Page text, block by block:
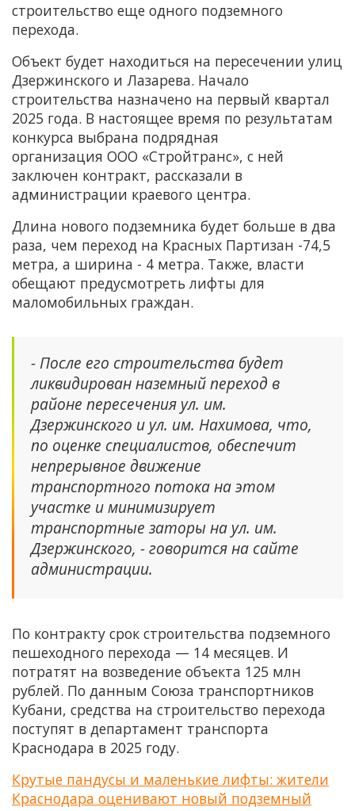
строительство еще одного подземного
перехода.
Объект будет находиться на пересечении улиц
Дзержинского и Лазарева. Начало
строительства назначено на первый квартал
2025 года. В настоящее время по результатам
конкурса выбрана подрядная
организация ООО «Стройтранс», с ней
заключен контракт, рассказали в
администрации краевого центра.
Длина нового подземника будет больше в два
раза, чем переход на Красных Партизан -74,5
метра, а ширина - 4 метра. Также, власти
обещают предусмотреть лифты для
маломобильных граждан.
- После его строительства будет
ликвидирован наземный переход в
районе пересечения ул. им.
Дзержинского и ул. им. Нахимова, что,
по оценке специалистов, обеспечит
непрерывное движение
транспортного потока на этом
участке и минимизирует
транспортные заторы на ул. им.
Дзержинского, - говорится на сайте
администрации.
По контракту срок строительства подземного
пешеходного перехода — 14 месяцев. И
потратят на возведение объекта 125 млн
рублей. По данным Союза транспортников
Кубани, средства на строительство перехода
поступят в департамент транспорта
Краснодара в 2025 году.
Крутые пандусы и маленькие лифты: жители
Краснодара оценивают новый подземный